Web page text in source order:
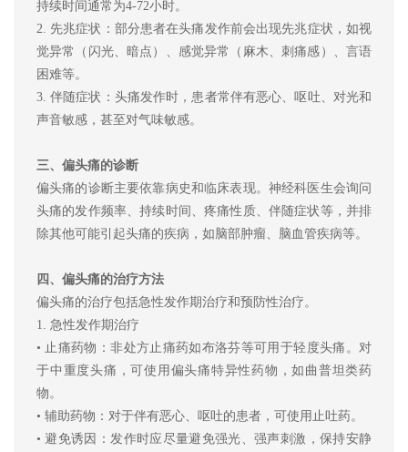
持续时间通常为4-72小时。
2.
先兆症状：部分患者在头痛发作前会出现先兆症状，如视
觉异常（闪光、暗点）、感觉异常（麻木、刺痛感）、言语
困难等。
3. 伴随症状：头痛发作时，患者常伴有恶心、呕吐、对光和
声音敏感，甚至对气味敏感。
三、偏头痛的诊断
偏头痛的诊断主要依靠病史和临床表现。神经科医生会询问
头痛的发作频率、持续时间、疼痛性质、伴随症状等，并排
除其他可能引起头痛的疾病，如脑部肿瘤、脑血管疾病等。
四、偏头痛的治疗方法
偏头痛的治疗包括急性发作期治疗和预防性治疗。
1.
急性发作期治疗
• 止痛药物：非处方止痛药如布洛芬等可用于轻度头痛。对
于中重度头痛，可使用偏头痛特异性药物，如曲普坦类药
物。
• 辅助药物：对于伴有恶心、呕吐的患者，可使用止吐药。
• 避免诱因：发作时应尽量避免强光、强声刺激，保持安静